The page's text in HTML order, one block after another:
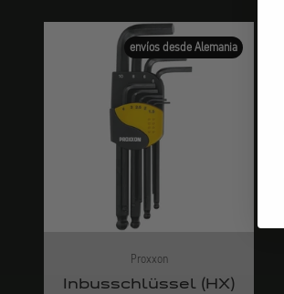
envíos desde Alemania
Proxxon
Inbusschlüssel (HX)